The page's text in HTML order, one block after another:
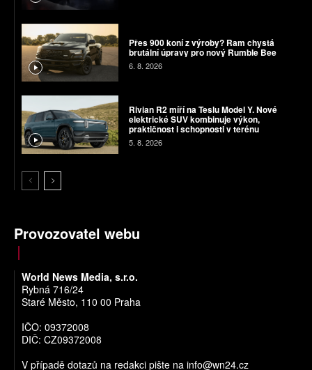
Přes 900 koní z výroby? Ram chystá
brutální úpravy pro nový Rumble Bee
6. 8. 2026
Rivian R2 míří na Teslu Model Y. Nové
elektrické SUV kombinuje výkon,
praktičnost i schopnosti v terénu
5. 8. 2026
Provozovatel webu
World News Media, s.r.o.
Rybná 716/24
Staré Město, 110 00 Praha
IČO: 09372008
DIČ: CZ09372008
V případě dotazů na redakci pište na info@wn24.cz